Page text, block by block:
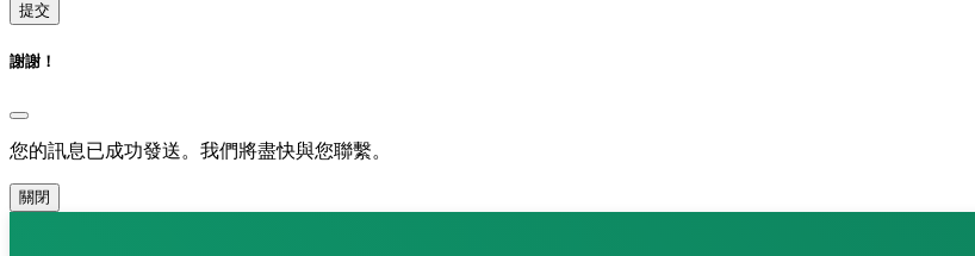
提交
謝謝！
您的訊息已成功發送。我們將盡快與您聯繫。
關閉